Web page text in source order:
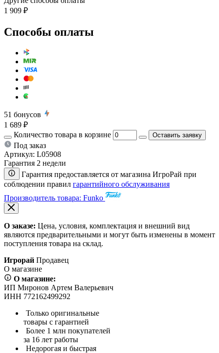
1 909 ₽
Способы оплаты
51 бонусов
1 689 ₽
Количество товара в корзине
Оставить заявку
Под заказ
Артикул: L05908
Гарантия 2 недели
Гарантия предоставляется от магазина ИгроРай при
соблюдении правил гарантийного обслуживания
Производитель товара: Funko
О заказе: Цена, условия, комплектация и внешний вид
являются предварительными и могут быть изменены в момент
поступления товара на склад.
Игрорай Продавец
О магазине
О магазине:
ИП Миронов Артем Валерьевич
ИНН 772162499292
Только оригинальные
товары с гарантией
Более 1 млн покупателей
за 16 лет работы
Недорогая и быстрая